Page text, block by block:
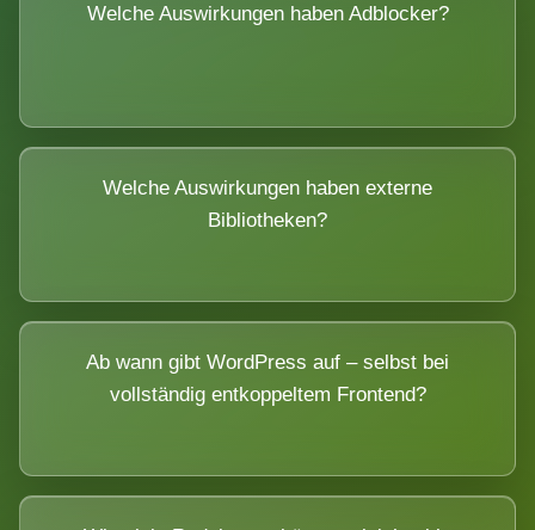
Welche Auswirkungen haben Adblocker?
Welche Auswirkungen haben externe
Bibliotheken?
Ab wann gibt WordPress auf – selbst bei
vollständig entkoppeltem Frontend?